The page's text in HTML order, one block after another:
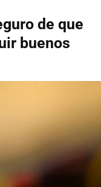
de que
buenos